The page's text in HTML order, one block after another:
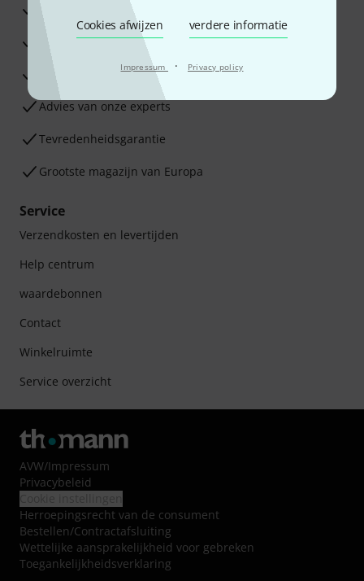
Cookies afwijzen verdere informatie
Impressum · Privacy policy
3 jaar Thomann garantie
30 dagen Money Back-garantie
Reparatie Service
Advies van onze experts
Tevredenheidsgarantie
Grootste magazijn van Europa
Service
Verzendkosten en levertijden
Help centrum
waardebonnen
Contact
Winkelruimte
Service overzicht
AVW/Impressum
Privacybeleid
Herroepingsrecht van de consument
Bestellen/Contractafsluiting
Wettelijke aansprakelijkheid voor gebreken
Toegankelijkheidsverklaring